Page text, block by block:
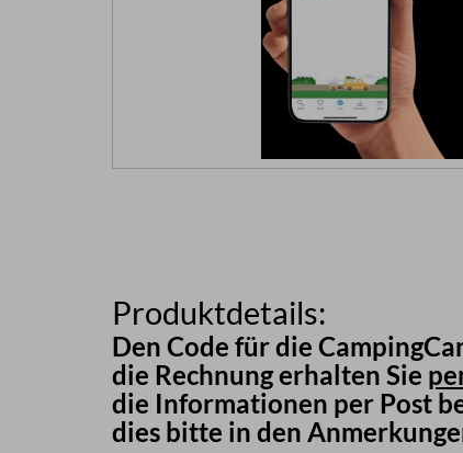
Produktdetails:
Den Code für die
die Rechnung erhalten Sie
die Informationen per Post
dies bitte in den